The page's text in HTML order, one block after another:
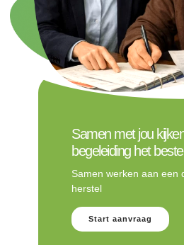
Samen met jou
begeleiding het
Samen werken aan een
herstel
Start aanvraag